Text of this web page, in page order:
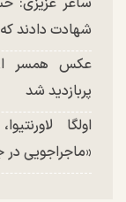
شهادت دادند
عکس همسر
پربازدید شد
اولگا
«ماجراجویی در